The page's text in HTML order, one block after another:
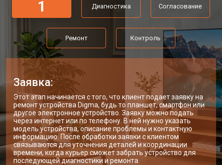
1 Диагностика Согласование
Ремонт Контроль
Заявка:
Этот этап начинается с того, что клиент подает заявку на
ремонт устройства Digma, будь то планшет, смартфон или
другое электронное устройство. Заявку можно подать
через интернет или по телефону. В ней нужно указать
модель устройства, описание проблемы и контактную
информацию. После обработки заявки с клиентом
связываются для уточнения деталей и координации
времени, когда курьер сможет забрать устройство для
последующей диагностики и ремонта.